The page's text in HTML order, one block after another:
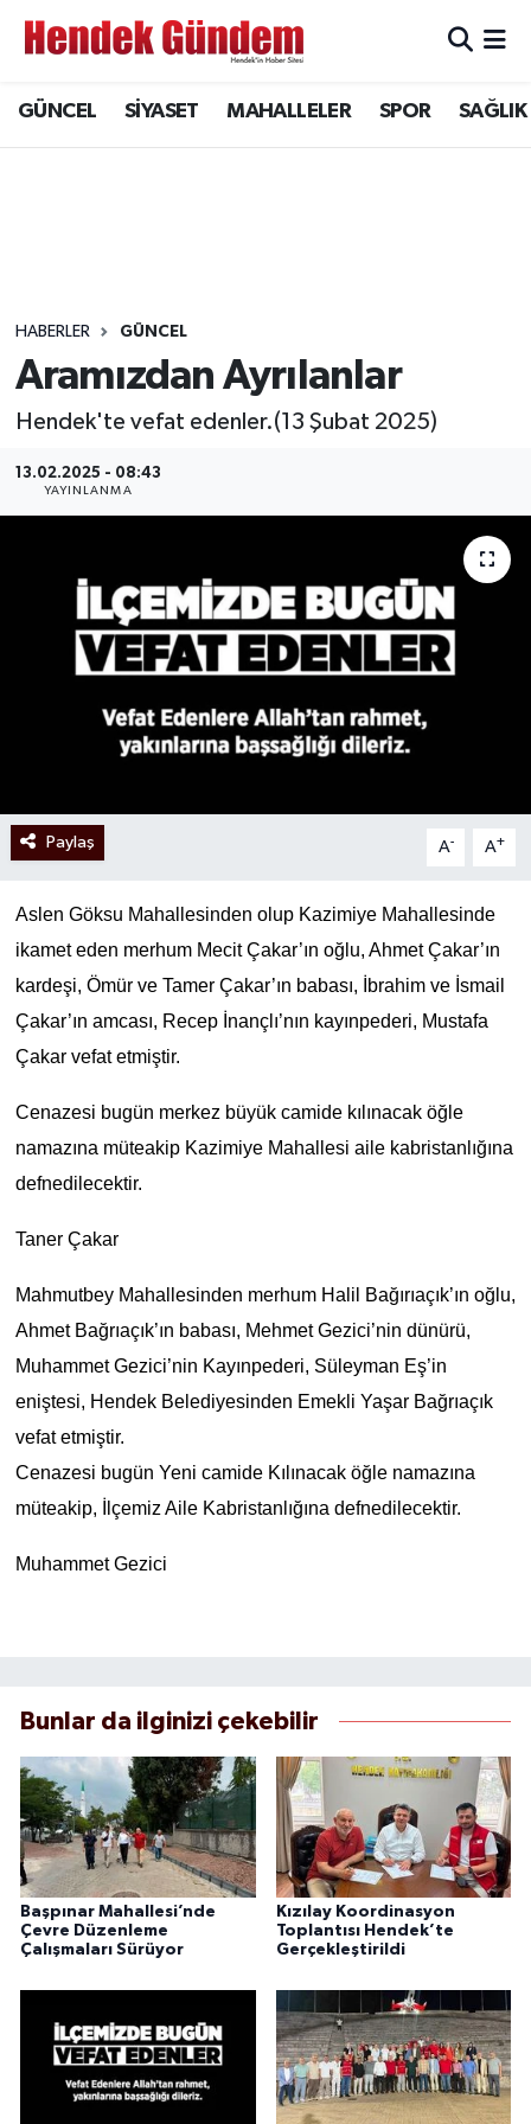
GÜNCEL SİYASET MAHALLELER SPOR SAĞLIK
HABERLER GÜNCEL
Aramızdan Ayrılanlar
Hendek'te vefat edenler.(13 Şubat 2025)
13.02.2025 - 08:43
YAYINLANMA
Paylaş A- A+
Aslen Göksu Mahallesinden olup Kazimiye Mahallesinde
ikamet eden merhum Mecit Çakar’ın oğlu, Ahmet Çakar’ın
kardeşi, Ömür ve Tamer Çakar’ın babası, İbrahim ve İsmail
Çakar’ın amcası, Recep İnançlı’nın kayınpederi, Mustafa
Çakar vefat etmiştir.
Cenazesi bugün merkez büyük camide kılınacak öğle
namazına müteakip Kazimiye Mahallesi aile kabristanlığına
defnedilecektir.
Taner Çakar
Mahmutbey Mahallesinden merhum Halil Bağırıaçık’ın oğlu,
Ahmet Bağrıaçık’ın babası, Mehmet Gezici’nin dünürü,
Muhammet Gezici’nin Kayınpederi, Süleyman Eş’in
eniştesi, Hendek Belediyesinden Emekli Yaşar Bağrıaçık
vefat etmiştir.
Cenazesi bugün Yeni camide Kılınacak öğle namazına
müteakip, İlçemiz Aile Kabristanlığına defnedilecektir.
Muhammet Gezici
Bunlar da ilginizi çekebilir
Başpınar Mahallesi’nde
Çevre Düzenleme
Çalışmaları Sürüyor
Kızılay Koordinasyon
Toplantısı Hendek’te
Gerçekleştirildi
Sakarya Hava Durumu
Süper Lig Puan Durumu ve Fikstür
Tüm Manşetler
Haber Arşivi